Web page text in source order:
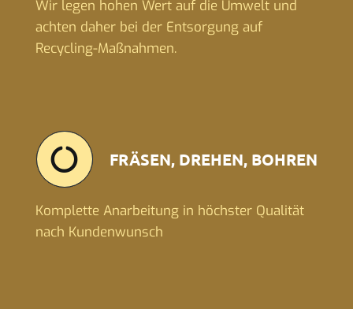
Wir legen hohen Wert auf die Umwelt und
achten daher bei der Entsorgung auf
Recycling-Maßnahmen.
FRÄSEN, DREHEN, BOHREN
Komplette Anarbeitung in höchster Qualität
nach Kundenwunsch